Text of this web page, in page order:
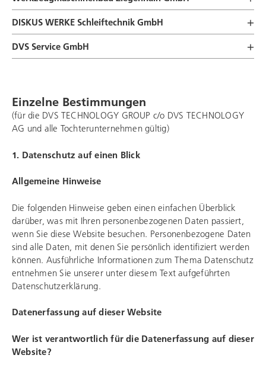
DISKUS WERKE Schleiftechnik GmbH
DVS Service GmbH
Einzelne Bestimmungen
(für die DVS TECHNOLOGY GROUP c/o DVS TECHNOLOGY
AG und alle Tochterunternehmen gültig)
1. Datenschutz auf einen Blick
Allgemeine Hinweise
Die folgenden Hinweise geben einen einfachen Überblick
darüber, was mit Ihren personenbezogenen Daten passiert,
wenn Sie diese Website besuchen. Personenbezogene Daten
sind alle Daten, mit denen Sie persönlich identifiziert werden
können. Ausführliche Informationen zum Thema Datenschutz
entnehmen Sie unserer unter diesem Text aufgeführten
Datenschutzerklärung.
Datenerfassung auf dieser Website
Wer ist verantwortlich für die Datenerfassung auf dieser
Website?